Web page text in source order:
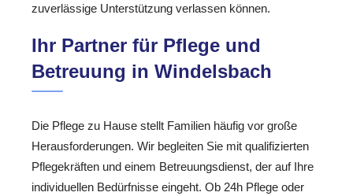
zuverlässige Unterstützung verlassen können.
Ihr Partner für Pflege und
Betreuung in Windelsbach
Die Pflege zu Hause stellt Familien häufig vor große
Herausforderungen. Wir begleiten Sie mit qualifizierten
Pflegekräften und einem Betreuungsdienst, der auf Ihre
individuellen Bedürfnisse eingeht. Ob 24h Pflege oder